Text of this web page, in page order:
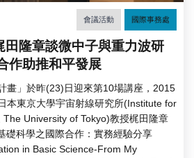
會議活動 國際事務處
田隆章談微中子與重力波研
作助推和平發展
畫」於昨(23)日迎來第10場講座，2015
本東京大學宇宙射線研究所(Institute for
University of Tokyo)教授梶田隆章
礎科學之國際合作：實務經驗分享
in Basic Science-From My